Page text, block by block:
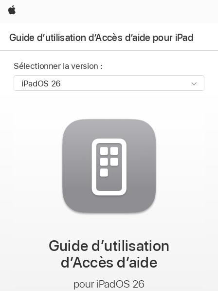
Apple
Guide d’utilisation d’Accès d’aide pour iPad
Sélectionner la version :
Guide d’utilisation
d’Accès d’aide
pour iPadOS 26